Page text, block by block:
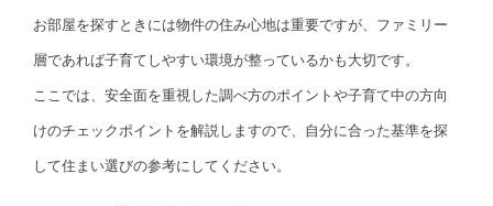
お部屋を探すときには物件の住み心地は重要ですが、ファミリー
層であれば子育てしやすい環境が整っているかも大切です。
ここでは、安全面を重視した調べ方のポイントや子育て中の方向
けのチェックポイントを解説しますので、自分に合った基準を探
して住まい選びの参考にしてください。